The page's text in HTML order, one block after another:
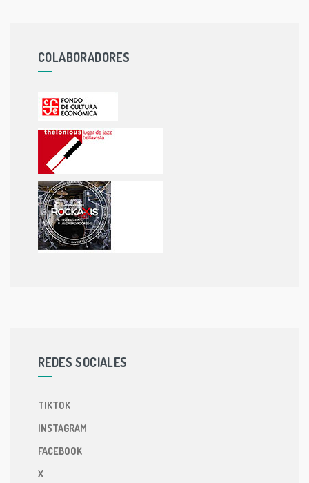
COLABORADORES
REDES SOCIALES
TIKTOK
INSTAGRAM
FACEBOOK
X